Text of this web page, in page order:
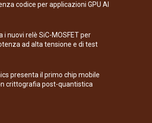
codice per applicazioni GPU AI
i nuovi relè SiC-MOSFET per
ad alta tensione e di test
presenta il primo chip mobile
crittografia post-quantistica